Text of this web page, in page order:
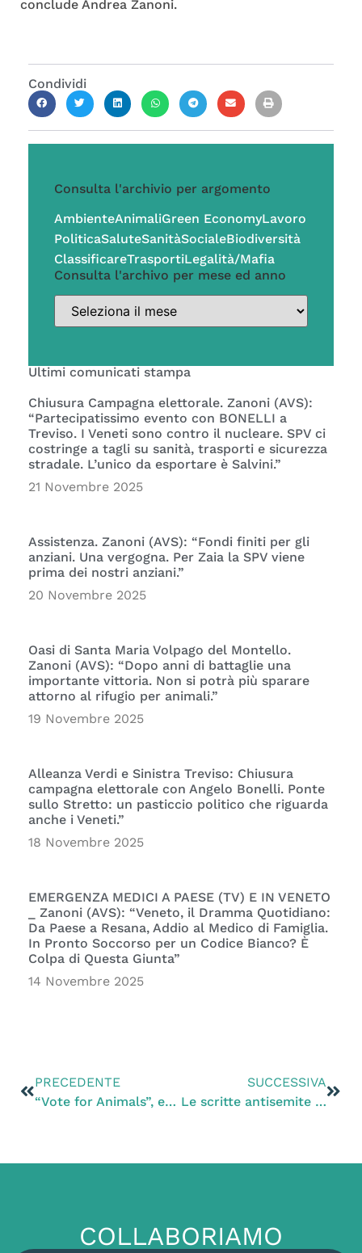
conclude Andrea Zanoni.
Condividi
Consulta l'archivio per argomento
AmbienteAnimaliGreen EconomyLavoro
PoliticaSaluteSanitàSocialeBiodiversità
ClassificareTrasportiLegalità/Mafia
Consulta l'archivo per mese ed anno
Ultimi comunicati stampa
Chiusura Campagna elettorale. Zanoni (AVS):
“Partecipatissimo evento con BONELLI a
Treviso. I Veneti sono contro il nucleare. SPV ci
costringe a tagli su sanità, trasporti e sicurezza
stradale. L’unico da esportare è Salvini.”
21 Novembre 2025
Assistenza. Zanoni (AVS): “Fondi finiti per gli
anziani. Una vergogna. Per Zaia la SPV viene
prima dei nostri anziani.”
20 Novembre 2025
Oasi di Santa Maria Volpago del Montello.
Zanoni (AVS): “Dopo anni di battaglie una
importante vittoria. Non si potrà più sparare
attorno al rifugio per animali.”
19 Novembre 2025
Alleanza Verdi e Sinistra Treviso: Chiusura
campagna elettorale con Angelo Bonelli. Ponte
sullo Stretto: un pasticcio politico che riguarda
anche i Veneti.”
18 Novembre 2025
EMERGENZA MEDICI A PAESE (TV) E IN VENETO
_ Zanoni (AVS): “Veneto, il Dramma Quotidiano:
Da Paese a Resana, Addio al Medico di Famiglia.
In Pronto Soccorso per un Codice Bianco? È
Colpa di Questa Giunta”
14 Novembre 2025
PRECEDENTE
“Vote for Animals”, evento nazionale nella capitale organizzato dalla rete di associazioni animaliste
SUCCESSIVA
Le scritte antisemite apparse a Venezia vanno condannate
COLLABORIAMO